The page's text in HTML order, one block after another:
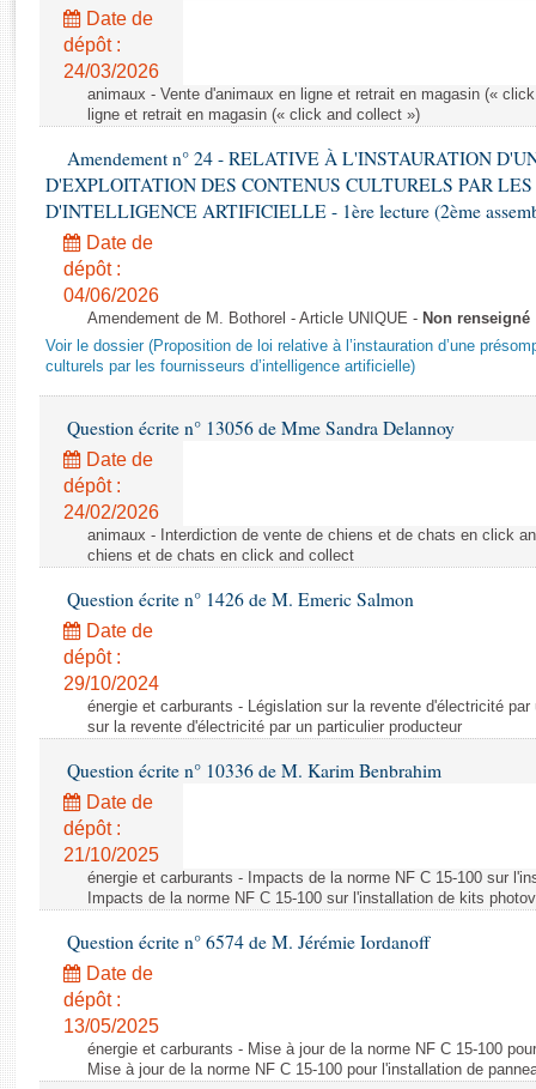
Rapports législatifs
Rapports sur l'application des lois
Baromètre de l’application des lois
Dossiers législatifs
Budget et sécurité sociale
Questions écrites et orales
Comptes rendus des débats
Date de
dépôt :
24/03/2026
animaux - Vente d'animaux en ligne et retrait en magasin («
ligne et retrait en magasin (« click and collect »)
Amendement n° 24 - RELATIVE À L'INSTAURATION
D'EXPLOITATION DES CONTENUS CULTURELS PAR LES
D'INTELLIGENCE ARTIFICIELLE - 1ère lecture (2ème
Date de
dépôt :
04/06/2026
Amendement de M. Bothorel - Article UNIQUE - Non renseigné
Voir le dossier (Proposition de loi relative à l’instauration d’une
culturels par les fournisseurs d’intelligence artificielle)
Question écrite n° 13056 de Mme Sandra Delannoy
Date de
dépôt :
24/02/2026
animaux - Interdiction de vente de chiens et de chats en click
chiens et de chats en click and collect
Question écrite n° 1426 de M. Emeric Salmon
Date de
dépôt :
29/10/2024
énergie et carburants - Législation sur la revente d'électricité
sur la revente d'électricité par un particulier producteur
Question écrite n° 10336 de M. Karim Benbrahim
Date de
dépôt :
21/10/2025
énergie et carburants - Impacts de la norme NF C 15-100 sur
Impacts de la norme NF C 15-100 sur l'installation de kits
Question écrite n° 6574 de M. Jérémie Iordanoff
Date de
dépôt :
13/05/2025
énergie et carburants - Mise à jour de la norme NF C 15-100
Mise à jour de la norme NF C 15-100 pour l'installation de